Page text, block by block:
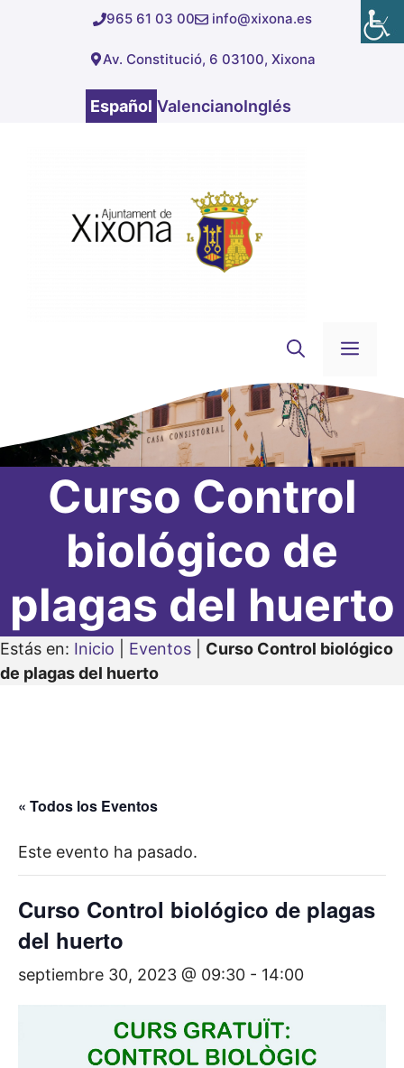
965 61 03 00 info@xixona.es
Av. Constitució, 6 03100, Xixona
Español ValencianoInglés
Curso Control
biológico de
plagas del huerto
Estás en: Inicio Eventos
Curso Control biológico
de plagas del huerto
« Todos los Eventos
Este evento ha pasado.
Curso Control biológico de plagas
del huerto
septiembre 30, 2023 @ 09:30 - 14:00